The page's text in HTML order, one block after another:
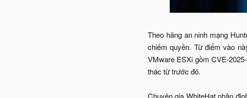
Theo hãng an ninh mạng
chiếm quyền. Từ điểm vào
VMware ESXi gồm CVE-
thác từ trước đó.
Chuyên gia WhiteHat nhận